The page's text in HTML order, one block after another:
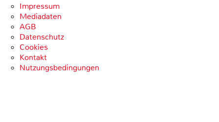
Impressum
Mediadaten
AGB
Datenschutz
Cookies
Kontakt
Nutzungsbedingungen